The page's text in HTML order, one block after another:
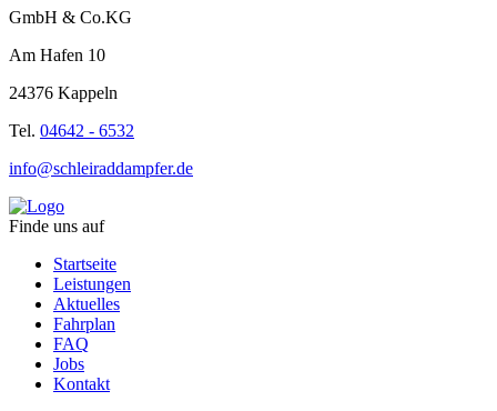
GmbH & Co.KG
Am Hafen 10
24376 Kappeln
Tel. 04642 - 6532
info@schleiraddampfer.de
Finde uns auf
Startseite
Leistungen
Aktuelles
Fahrplan
FAQ
Jobs
Kontakt